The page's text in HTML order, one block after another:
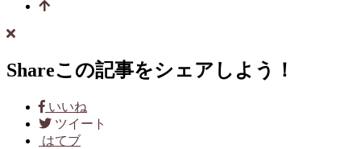
Shareこの記事をシェアしよう！
いいね
ツイート
はてブ